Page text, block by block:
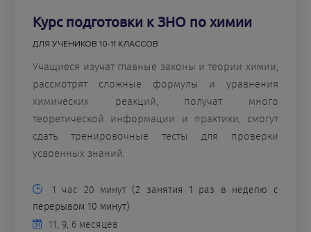
Курс подготовки к ЗНО по химии
ДЛЯ УЧЕНИКОВ 10-11 КЛАССОВ
Учащиеся изучат главные законы и теории химии,
рассмотрят сложные формулы и уравнения
химических реакций, получат много
теоретической информации и практики, смогут
сдать тренировочные тесты для проверки
усвоенных знаний.
1 час 20 минут(2 занятия 1 раз в неделю с
перерывом 10 минут)
11, 9, 6 месяцев